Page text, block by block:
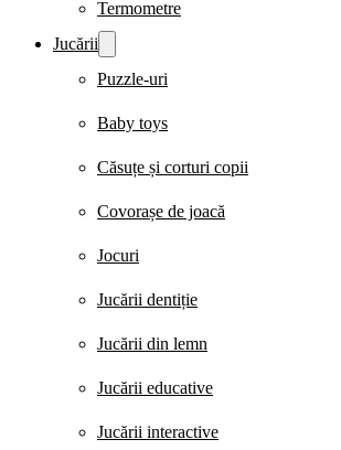
Termometre
Jucării
Puzzle-uri
Baby toys
Căsuțe și corturi copii
Covorașe de joacă
Jocuri
Jucării dentiție
Jucării din lemn
Jucării educative
Jucării interactive